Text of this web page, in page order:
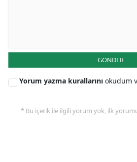
GÖNDER
Yorum yazma kurallarını okudum
* Bu içerik ile ilgili yorum yok, ilk yorumu